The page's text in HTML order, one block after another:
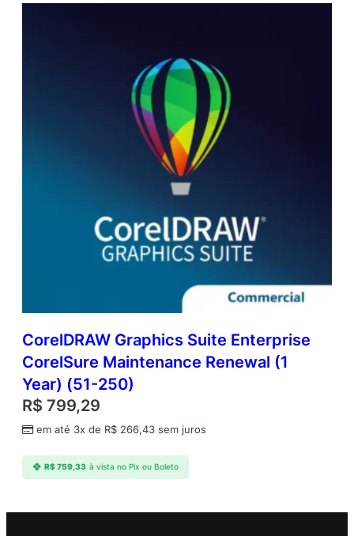
CorelDRAW Graphics Suite Enterprise
CorelSure Maintenance Renewal (1
Year) (51-250)
R$ 799,29
em até 3x de R$ 266,43 sem juros
R$759,33 à vista no Pix ou Boleto